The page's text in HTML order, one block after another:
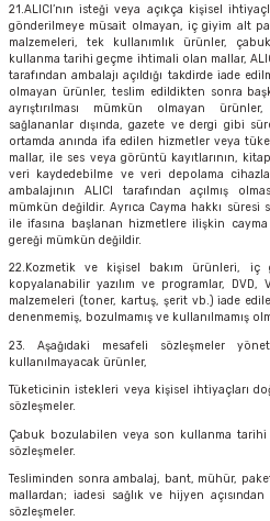
21.ALICI’nın isteği veya açıkça kişisel
gönderilmeye müsait olmayan, iç giyim alt
malzemeleri, tek kullanımlık ürünler,
kullanma tarihi geçme ihtimali olan mallar,
tarafından ambalajı açıldığı takdirde iade
olmayan ürünler, teslim edildikten sonra
ayrıştırılması mümkün olmayan
sağlananlar dışında, gazete ve dergi gibi
ortamda anında ifa edilen hizmetler veya
mallar, ile ses veya görüntü kayıtlarının,
veri kaydedebilme ve veri depolama
ambalajının ALICI tarafından açılmış
mümkün değildir. Ayrıca Cayma hakkı
ile ifasına başlanan hizmetlere ilişkin cayma
gereği mümkün değildir.
22.Kozmetik ve kişisel bakım ürünleri,
kopyalanabilir yazılım ve programlar,
malzemeleri (toner, kartuş, şerit vb.) iade
denenmemiş, bozulmamış ve kullanılmamış
23. Aşağıdaki mesafeli sözleşmeler
kullanılmayacak ürünler,
Tüketicinin istekleri veya kişisel ihtiyaçları
sözleşmeler.
Çabuk bozulabilen veya son kullanma
sözleşmeler.
Tesliminden sonra ambalaj, bant, mühür,
mallardan; iadesi sağlık ve hijyen
sözleşmeler.